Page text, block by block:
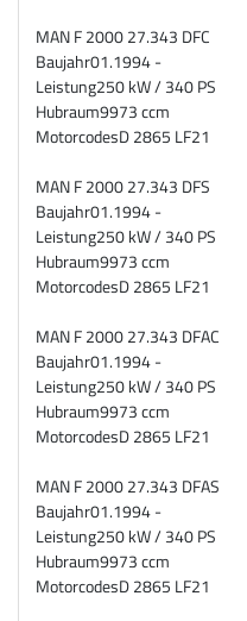
MAN F 2000 27.343 DFC
Baujahr01.1994 -
Leistung250 kW / 340 PS
Hubraum9973 ccm
MotorcodesD 2865 LF21
MAN F 2000 27.343 DFS
Baujahr01.1994 -
Leistung250 kW / 340 PS
Hubraum9973 ccm
MotorcodesD 2865 LF21
MAN F 2000 27.343 DFAC
Baujahr01.1994 -
Leistung250 kW / 340 PS
Hubraum9973 ccm
MotorcodesD 2865 LF21
MAN F 2000 27.343 DFAS
Baujahr01.1994 -
Leistung250 kW / 340 PS
Hubraum9973 ccm
MotorcodesD 2865 LF21